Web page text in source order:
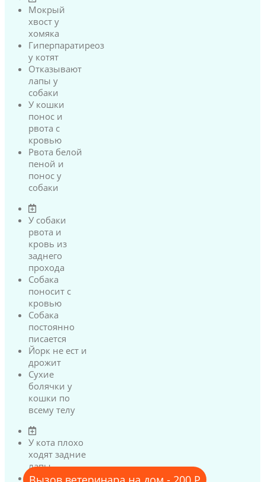
Мокрый
хвост у
хомяка
Гиперпаратиреоз
у котят
Отказывают
лапы у
собаки
У кошки
понос и
рвота с
кровью
Рвота белой
пеной и
понос у
собаки
У собаки
рвота и
кровь из
заднего
прохода
Собака
поносит с
кровью
Собака
постоянно
писается
Йорк не ест и
дрожит
Сухие
болячки у
кошки по
всему телу
У кота плохо
ходят задние
лапы
У кота